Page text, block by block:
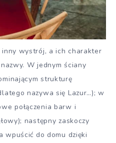
inny wystrój, a ich charakter
W jednym ściany
strukturę
nazywa się Lazur…); w
połączenia barw i
następny zaskoczy
wpuścić do domu dzięki